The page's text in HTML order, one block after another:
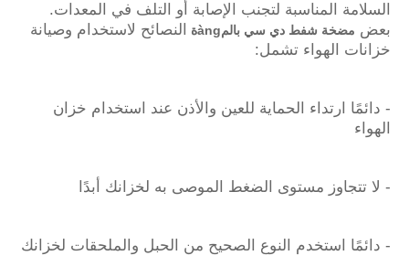
السلامة المناسبة لتجنب الإصابة أو التلف في المعدات.
بعض مضخة شفط دي سي بالمàngة
النصائح لاستخدام وصيانة
خزانات الهواء تشمل:
- دائمًا ارتداء الحماية للعين والأذن عند استخدام خزان
الهواء
- لا تتجاوز مستوى الضغط الموصى به لخزانك أبدًا
- دائمًا استخدم النوع الصحيح من الحبل والملحقات لخزانك